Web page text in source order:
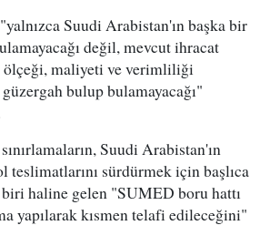
Suudi Arabistan'ın başka bir
değil, mevcut ihracat
ölçeği, maliyeti ve verimliliği
bulup bulamayacağı"
Suudi Arabistan'ın
teslimatlarını sürdürmek için başlıca
haline gelen "SUMED boru hattı
yapılarak kısmen telafi edileceğini"